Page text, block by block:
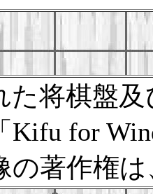
た将棋盤
Kifu for
の著作権